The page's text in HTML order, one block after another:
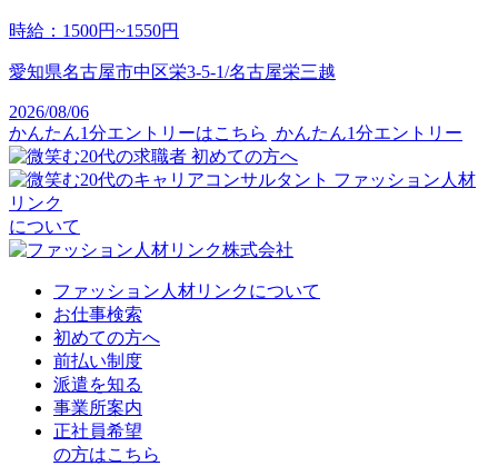
時給 ： 1500円~1550円
愛知県名古屋市中区栄3-5-1/名古屋栄三越
2026/08/06
かんたん1分エントリーはこちら かんたん1分エントリー
初めての方へ
ファッション人材
リンク
について
ファッション人材リンクについて
お仕事検索
初めての方へ
前払い制度
派遣を知る
事業所案内
正社員希望
の方はこちら